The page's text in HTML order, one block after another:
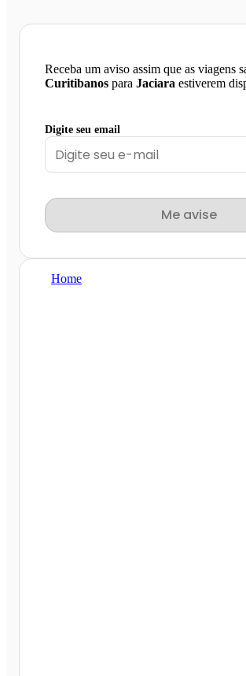
Receba um aviso assim que as viagens
Curitibanos para Jaciara estiverem
Digite seu email
Me avise
Home